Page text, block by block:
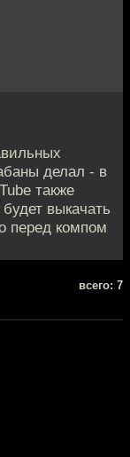
делал - в
также
выкачать
перед компом
всего: 7